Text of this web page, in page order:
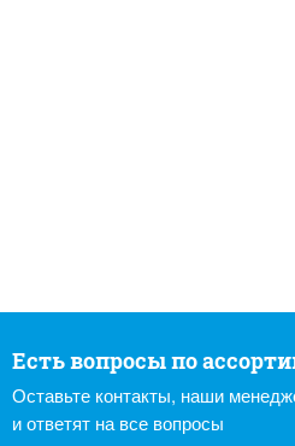
Есть вопросы по
Оставьте контакты, наши
и ответят на все вопросы